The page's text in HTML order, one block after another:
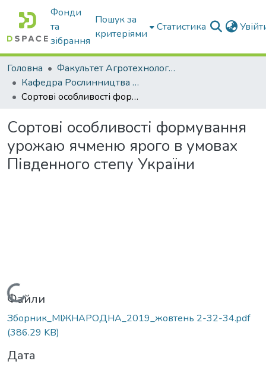
Фонди
та
зібрання
Пошук за
критеріями
Статистика
Головна
Факультет Агротехнологій та екології
Кафедра Рослинництва та садівництва ім. професора В.В. Калитки
Сортові особливості формування урожаю ячменю ярого в умовах Південного степу України
Сортові особливості формування
урожаю ячменю ярого в умовах
Південного степу України
Вантажиться...
Файли
Зборник_МІЖНАРОДНА_2019_жовтень 2-32-34.pdf
(386.29 KB)
Дата